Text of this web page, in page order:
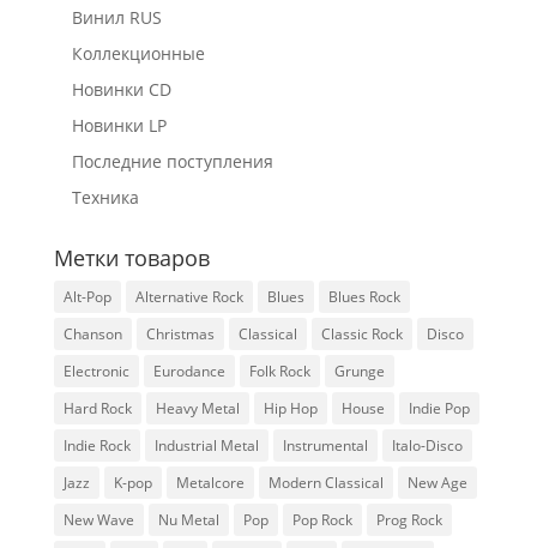
Винил RUS
Коллекционные
Новинки CD
Новинки LP
Последние поступления
Техника
Метки товаров
Alt-Pop Alternative Rock Blues
Blues Rock
Chanson
Christmas Classical Classic Rock
Disco
Electronic
Eurodance Folk Rock
Grunge
Hard Rock
Heavy Metal Hip Hop House
Indie Pop
Indie Rock
Industrial Metal Instrumental
Italo-Disco
Jazz
K-pop Metalcore Modern Classical
New Age
New Wave
Nu Metal Pop Pop Rock
Prog Rock